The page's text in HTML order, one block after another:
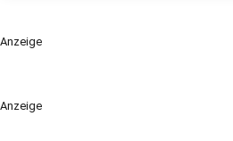
Anzeige
Anzeige